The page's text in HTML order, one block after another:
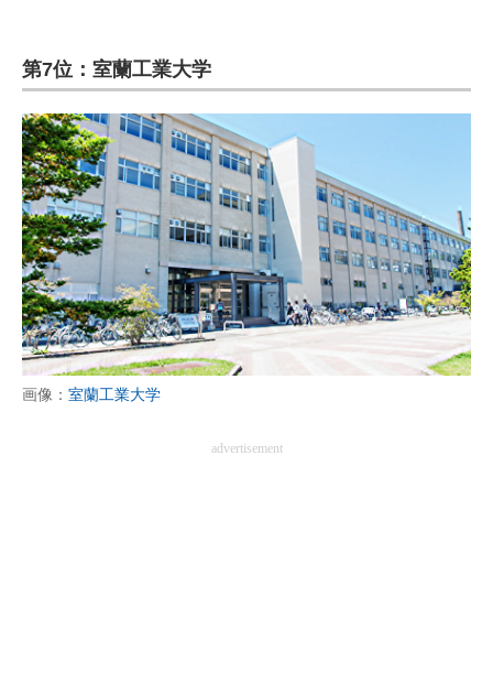
モノづくり技術者専門サイト
電子設計の基本と応用
エネルギーの専門メディア
建設×テクノロジーの最前線
ちょっと気になるネットの話題
第7位：室蘭工業大学
画像： 室蘭工業大学
advertisement